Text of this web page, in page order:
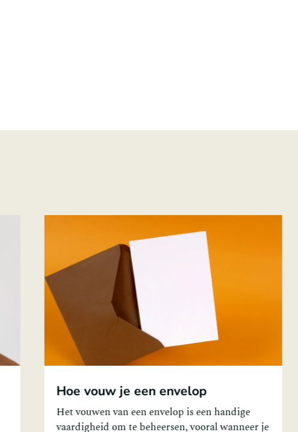
Hoe vouw je een bootje
Papieren bootjes maken is een tijdloos
knutselproject dat zowel kinderen als